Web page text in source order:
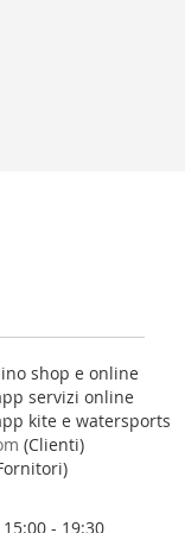
shop e online
servizi online
kite e watersports
(Clienti)
- 19:30